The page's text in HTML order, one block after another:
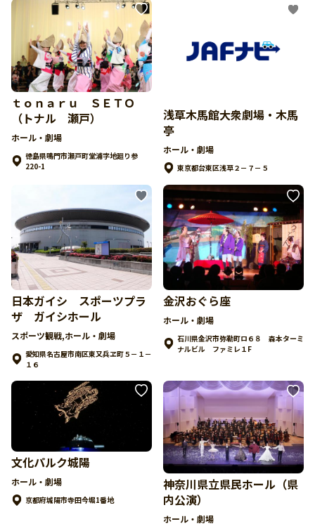
ｔｏｎａｒｕ ＳＥＴＯ
（トナル 瀬戸）
ホール・劇場
徳島県鳴門市瀬戸町堂浦字地廻り参
220-1
浅草木馬館大衆劇場・木馬
亭
ホール・劇場
東京都台東区浅草２－７－５
日本ガイシ スポーツプラ
ザ ガイシホール
スポーツ観戦,ホール・劇場
愛知県名古屋市南区東又兵ヱ町５－１－
１６
金沢おぐら座
ホール・劇場
石川県金沢市弥勒町ロ６８ 森本ターミ
ナルビル ファミレ１F
文化パルク城陽
ホール・劇場
京都府城陽市寺田今堀1番地
神奈川県立県民ホール（県
内公演）
ホール・劇場